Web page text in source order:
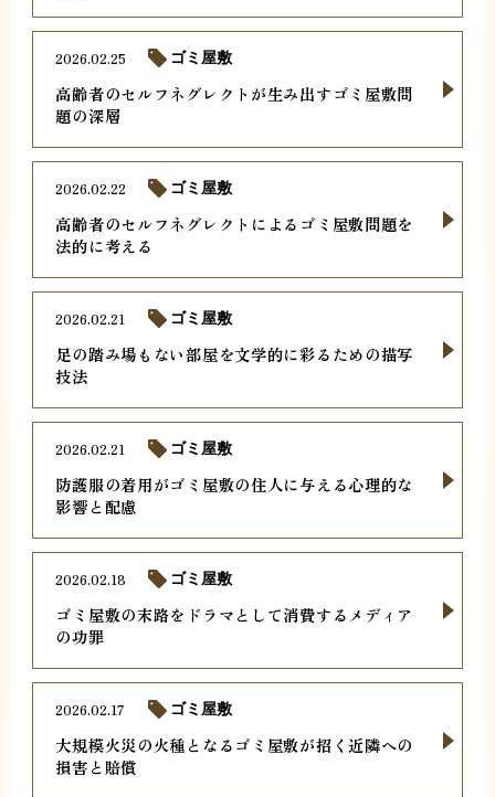
高齢者のセルフネグレクトが生み出すゴミ屋敷問
題の深層
2026.02.25 ゴミ屋敷
高齢者のセルフネグレクトによるゴミ屋敷問題を
法的に考える
2026.02.22 ゴミ屋敷
足の踏み場もない部屋を文学的に彩るための描写
技法
2026.02.21 ゴミ屋敷
防護服の着用がゴミ屋敷の住人に与える心理的な
影響と配慮
2026.02.21 ゴミ屋敷
ゴミ屋敷の末路をドラマとして消費するメディア
の功罪
2026.02.18 ゴミ屋敷
大規模火災の火種となるゴミ屋敷が招く近隣への
損害と賠償
2026.02.17 ゴミ屋敷